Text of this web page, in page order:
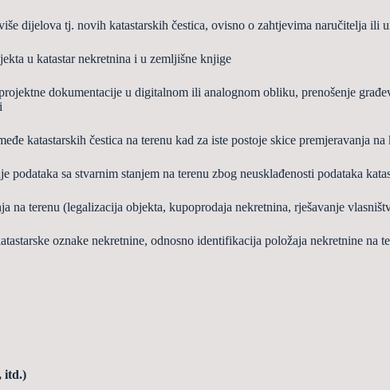
še dijelova tj. novih katastarskih čestica, ovisno o zahtjevima naručitelja ili
u katastar nekretnina i u zemljišne knjige
dokumentacije u digitalnom ili analognom obliku, prenošenje građ
đe katastarskih čestica na terenu kad za iste postoje skice premjeravanja na
podataka sa stvarnim stanjem na terenu zbog neusklađenosti podataka
na terenu (legalizacija objekta, kupoprodaja nekretnina, rješavanje vlasniš
oznake nekretnine, odnosno identifikacija položaja nekretnine na
itd.)